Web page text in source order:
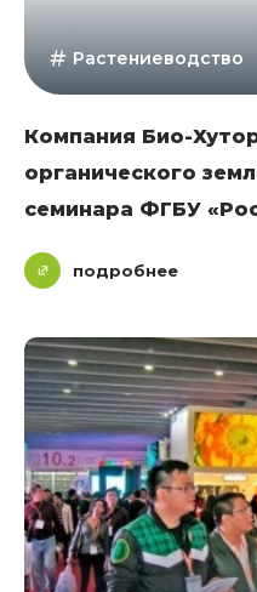
Растениеводство
Компания Био-
органического
семинара ФГБУ
подробнее